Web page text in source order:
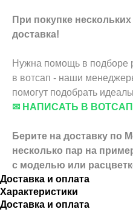
При покупке
доставка!
Нужна помощь в подборе
в вотсап - наши
помогут подобрать
✉ НАПИСАТЬ В ВОТСАП
Берите на доставку по
несколько пар на
с моделью или
Доставка и оплата
Характеристики
Доставка и оплата